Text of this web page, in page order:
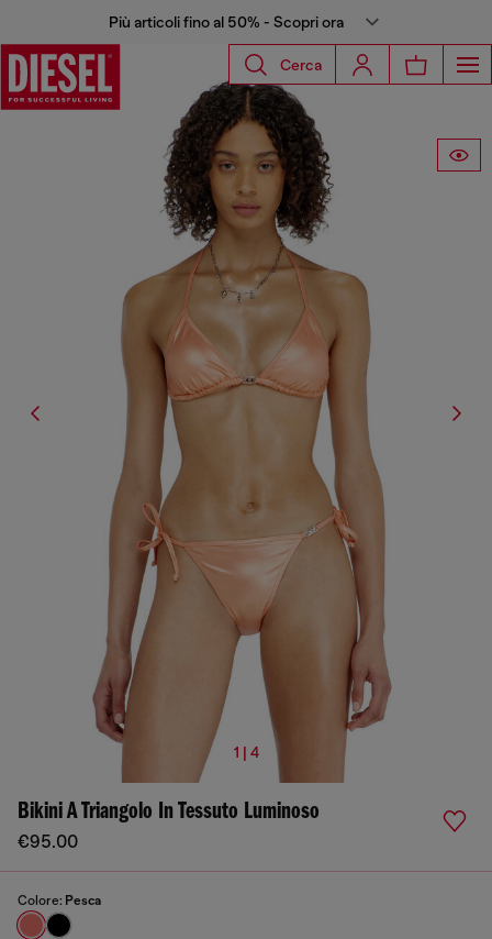
Più articoli fino al 50% - Scopri ora
Cerca
1 | 4
Bikini A Triangolo In Tessuto Luminoso
€95.00
Colore: Pesca